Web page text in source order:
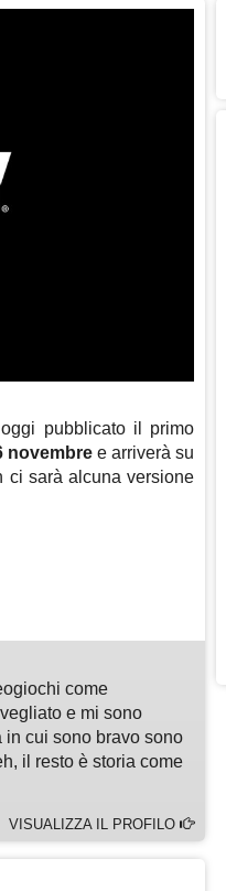
pubblicato il primo
novembree arriverà su
ci sarà alcuna versione
come
e mi sono
in cui sono bravo sono
il resto è storia come
VISUALIZZA IL PROFILO